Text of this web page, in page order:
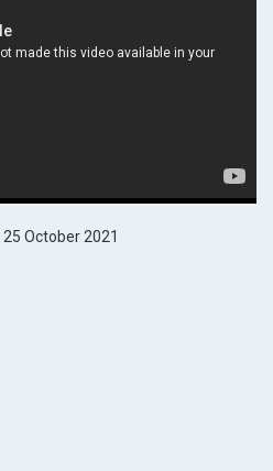
25 October 2021